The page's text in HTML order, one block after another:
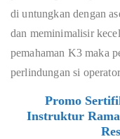
di untungkan dengan
dan meminimalisir
pemahaman K3 maka
perlindungan si
Promo
Instruktur